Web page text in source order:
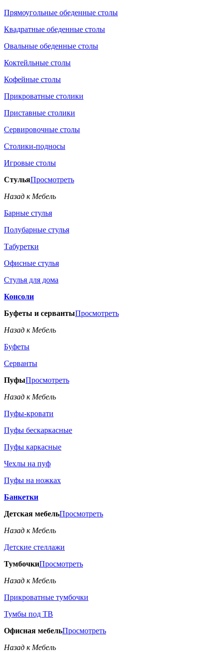
Прямоугольные обеденные столы
Квадратные обеденные столы
Овальные обеденные столы
Коктейльные столы
Кофейные столы
Прикроватные столики
Приставные столики
Сервировочные столы
Столики-подносы
Игровые столы
СтульяПросмотреть
Назад к Мебель
Барные стулья
Полубарные стулья
Табуретки
Офисные стулья
Стулья для дома
Консоли
Буфеты и сервантыПросмотреть
Назад к Мебель
Буфеты
Серванты
ПуфыПросмотреть
Назад к Мебель
Пуфы-кровати
Пуфы бескаркасные
Пуфы каркасные
Чехлы на пуф
Пуфы на ножках
Банкетки
Детская мебельПросмотреть
Назад к Мебель
Детские стеллажи
ТумбочкиПросмотреть
Назад к Мебель
Прикроватные тумбочки
Тумбы под ТВ
Офисная мебельПросмотреть
Назад к Мебель